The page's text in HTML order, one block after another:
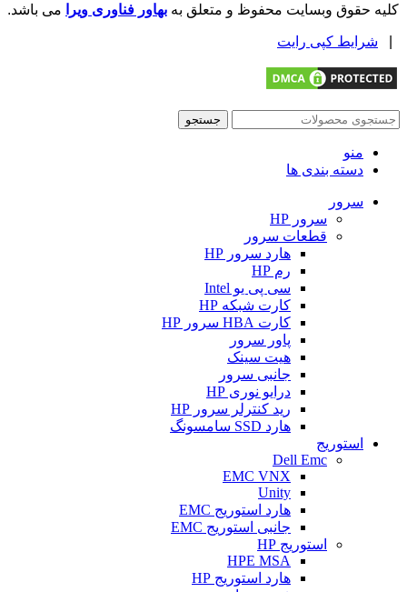
کلیه حقوق وبسایت محفوظ و متعلق به بهاور فناوری ویرا می باشد.
شرایط کپی رایت
جستجو
منو
دسته بندی ها
سرور
سرور HP
قطعات سرور
هارد سرور HP
رم HP
سی پی یو Intel
کارت شبکه HP
کارت HBA سرور HP
پاور سرور
هیت سینک
جانبی سرور
درایو نوری HP
رید کنترلر سرور HP
هارد SSD سامسونگ
استوریج
Dell Emc
EMC VNX
Unity
هارد استوریج EMC
جانبی استوریج EMC
استوریج HP
HPE MSA
هارد استوریج HP